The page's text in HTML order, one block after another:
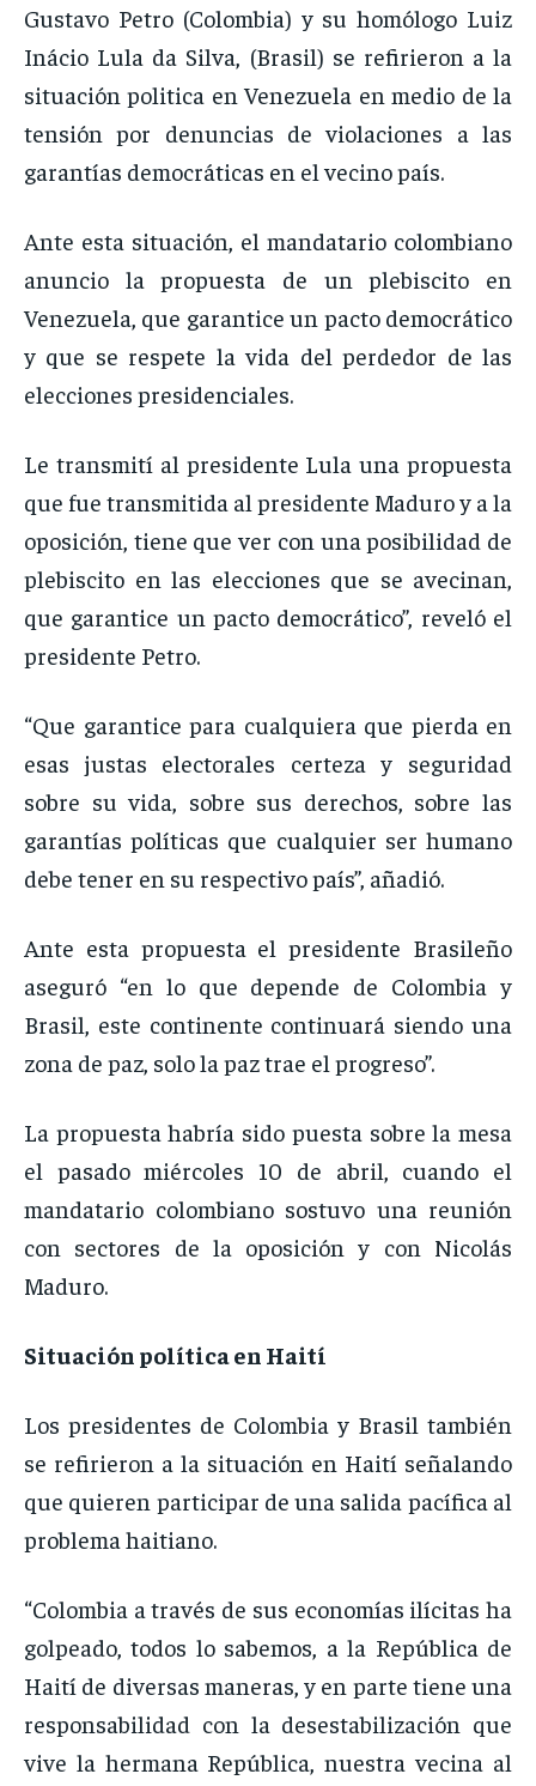
Gustavo Petro (Colombia) y su homólogo Luiz
Inácio Lula da Silva, (Brasil) se refirieron a la
situación politica en Venezuela en medio de la
tensión por denuncias de violaciones a las
garantías democráticas en el vecino país.
Ante esta situación, el mandatario colombiano
anuncio la propuesta de un plebiscito en
Venezuela, que garantice un pacto democrático
y que se respete la vida del perdedor de las
elecciones presidenciales.
Le transmití al presidente Lula una propuesta
que fue transmitida al presidente Maduro y a la
oposición, tiene que ver con una posibilidad de
plebiscito en las elecciones que se avecinan,
que garantice un pacto democrático”, reveló el
presidente Petro.
“Que garantice para cualquiera que pierda en
esas justas electorales certeza y seguridad
sobre su vida, sobre sus derechos, sobre las
garantías políticas que cualquier ser humano
debe tener en su respectivo país”, añadió.
Ante esta propuesta el presidente Brasileño
aseguró “en lo que depende de Colombia y
Brasil, este continente continuará siendo una
zona de paz, solo la paz trae el progreso”.
La propuesta habría sido puesta sobre la mesa
el pasado miércoles 10 de abril, cuando el
mandatario colombiano sostuvo una reunión
con sectores de la oposición y con Nicolás
Maduro.
Situación política en Haití
Los presidentes de Colombia y Brasil también
se refirieron a la situación en Haití señalando
que quieren participar de una salida pacífica al
problema haitiano.
“Colombia a través de sus economías ilícitas ha
golpeado, todos lo sabemos, a la República de
Haití de diversas maneras, y en parte tiene una
responsabilidad con la desestabilización que
vive la hermana República, nuestra vecina al